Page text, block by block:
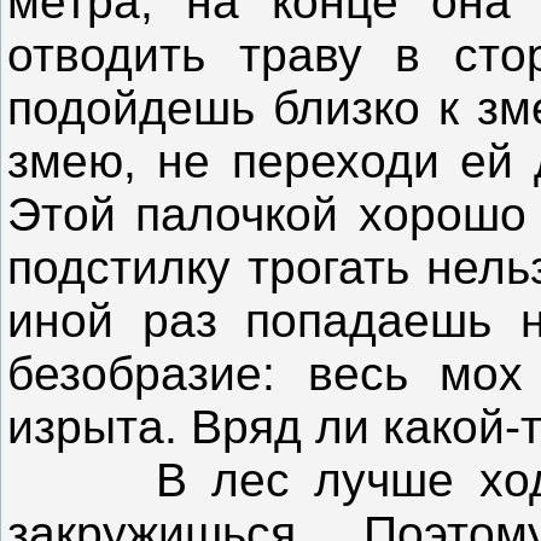
отводить траву в
подойдешь близко к
змею, не переходи ей
Этой палочкой
подстилку трогать
иной раз попадаешь
безобразие: весь
изрыта. Вряд ли какой-
В лес лучше